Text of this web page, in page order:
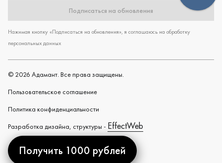
Подписаться на обновления
Нажимая кнопку «Подписаться на обновления», я соглашаюсь на обработку
персональных данных
© 2026 Адамант. Все права защищены.
Пользовательское cоглашение
Политика конфиденциальности
Разработка дизайна, структуры - EffectWeb
Created by
Получить 1000 рублей